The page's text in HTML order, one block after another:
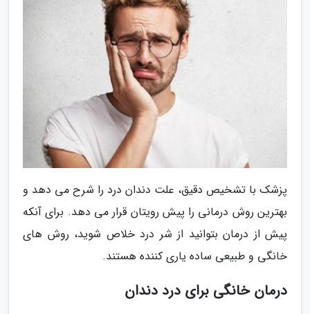
پزشک با تشخیص دقیق، علت دندان درد را شرح می دهد و
بهترین روش درمانی را پیش رویتان قرار می دهد. برای آنکه
پیش از درمان بتوانید از شر درد خلاص شوید، روش های
خانگی و طبیعی ساده یاری کننده هستند.
درمان خانگی برای درد دندان